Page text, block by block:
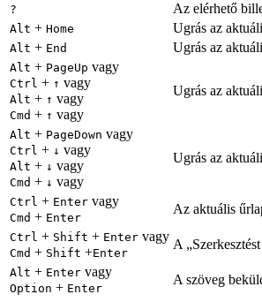
? Az elérhető
Alt + Home Ugrás az
Alt + End Ugrás az
Alt + PageUp vagy
Ctrl + ↑ vagy
Alt + ↑ vagy
Cmd + ↑ vagy
Ugrás az
Alt + PageDown vagy
Ctrl + ↓ vagy
Alt + ↓ vagy
Cmd + ↓ vagy
Ugrás az
Ctrl + Enter vagy
Cmd + Enter
Az aktuális
Ctrl + Shift + Enter vagy
Cmd + Shift +Enter
A
Alt + Enter vagy
Option + Enter
A szöveg